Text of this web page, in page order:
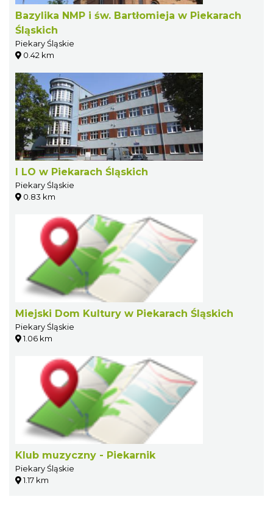
Bazylika NMP i św. Bartłomieja w Piekarach
Śląskich
Piekary Śląskie
0.42 km
I LO w Piekarach Śląskich
Piekary Śląskie
0.83 km
Miejski Dom Kultury w Piekarach Śląskich
Piekary Śląskie
1.06 km
Klub muzyczny - Piekarnik
Piekary Śląskie
1.17 km